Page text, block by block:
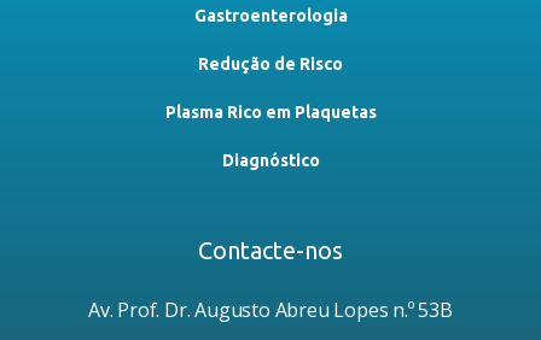
Gastroenterologia
Redução de Risco
Plasma Rico em Plaquetas
Diagnóstico
Contacte-nos
Av. Prof. Dr. Augusto Abreu Lopes n.º 53B